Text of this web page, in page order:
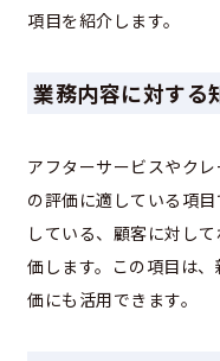
項目を紹介します。
業務内容に対する
アフターサービスやク
の評価に適している項
している、顧客に対し
価します。この項目は
価にも活用できます。